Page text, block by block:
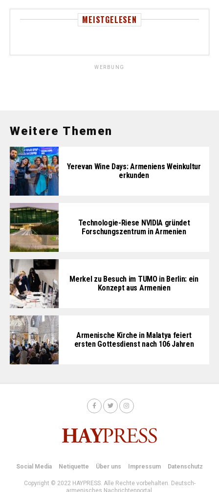
MEISTGELESEN
WERBUNG
Weitere Themen
Yerevan Wine Days: Armeniens Weinkultur
erkunden
Technologie-Riese NVIDIA gründet
Forschungszentrum in Armenien
Merkel zu Besuch im TUMO in Berlin: ein
Konzept aus Armenien
Armenische Kirche in Malatya feiert
ersten Gottesdienst nach 106 Jahren
Social Media Netiquette Über uns Impressum Datenschutz
Copyright © 2022 HAYPRESS. Alle Rechte vorbehalten. Deutsch-
armenisches Nachrichtenportal.